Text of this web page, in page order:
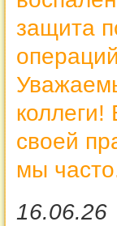
защита
операций
коллеги!
своей
мы
16.06.26